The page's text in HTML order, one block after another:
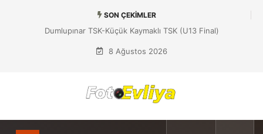
SON ÇEKIMLER
Dumlupınar TSK-Küçük Kaymaklı TSK (U13 Final)
8 Ağustos 2026